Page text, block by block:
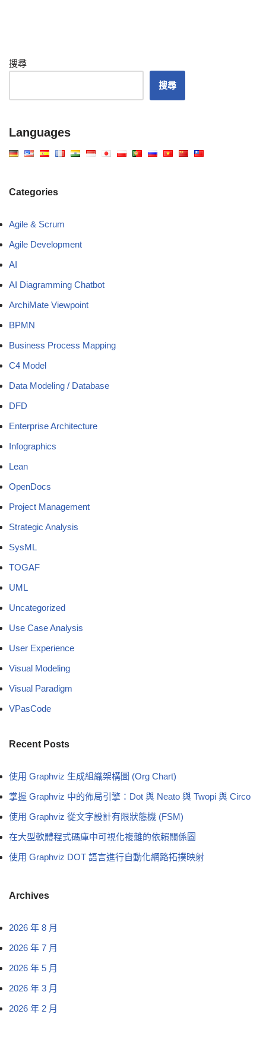
搜尋
搜尋
Languages
Categories
Agile & Scrum
Agile Development
AI
AI Diagramming Chatbot
ArchiMate Viewpoint
BPMN
Business Process Mapping
C4 Model
Data Modeling / Database
DFD
Enterprise Architecture
Infographics
Lean
OpenDocs
Project Management
Strategic Analysis
SysML
TOGAF
UML
Uncategorized
Use Case Analysis
User Experience
Visual Modeling
Visual Paradigm
VPasCode
Recent Posts
使用 Graphviz 生成組織架構圖 (Org Chart)
掌握 Graphviz 中的佈局引擎：Dot 與 Neato 與 Twopi 與 Circo
使用 Graphviz 從文字設計有限狀態機 (FSM)
在大型軟體程式碼庫中可視化複雜的依賴關係圖
使用 Graphviz DOT 語言進行自動化網路拓撲映射
Archives
2026 年 8 月
2026 年 7 月
2026 年 5 月
2026 年 3 月
2026 年 2 月